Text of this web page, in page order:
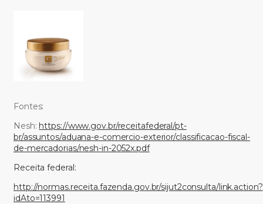
Fontes:
Nesh: https://www.gov.br/receitafederal/pt-
br/assuntos/aduana-e-comercio-exterior/classificacao-fiscal-
de-mercadorias/nesh-in-2052x.pdf
Receita federal:
http://normas.receita.fazenda.gov.br/sijut2consulta/link.action?
idAto=113991